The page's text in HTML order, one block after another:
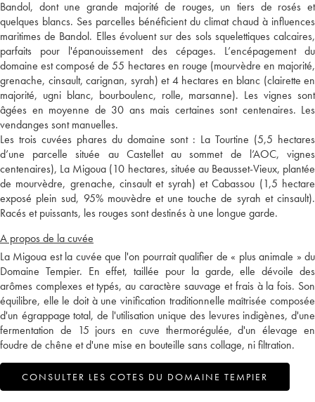
Bandol, dont une grande majorité de rouges, un tiers de rosés et
quelques blancs. Ses parcelles bénéficient du climat chaud à influences
maritimes de Bandol. Elles évoluent sur des sols squelettiques calcaires,
parfaits pour l'épanouissement des cépages. L’encépagement du
domaine est composé de 55 hectares en rouge (mourvèdre en majorité,
grenache, cinsault, carignan, syrah) et 4 hectares en blanc (clairette en
majorité, ugni blanc, bourboulenc, rolle, marsanne). Les vignes sont
âgées en moyenne de 30 ans mais certaines sont centenaires. Les
vendanges sont manuelles.
Les trois cuvées phares du domaine sont : La Tourtine (5,5 hectares
d’une parcelle située au Castellet au sommet de l’AOC, vignes
centenaires), La Migoua (10 hectares, située au Beausset-Vieux, plantée
de mourvèdre, grenache, cinsault et syrah) et Cabassou (1,5 hectare
exposé plein sud, 95% mouvèdre et une touche de syrah et cinsault).
Racés et puissants, les rouges sont destinés à une longue garde.
A propos de la cuvée
La Migoua est la cuvée que l'on pourrait qualifier de « plus animale » du
Domaine Tempier. En effet, taillée pour la garde, elle dévoile des
arômes complexes et typés, au caractère sauvage et frais à la fois. Son
équilibre, elle le doit à une vinification traditionnelle maîtrisée composée
d'un égrappage total, de l'utilisation unique des levures indigènes, d'une
fermentation de 15 jours en cuve thermorégulée, d'un élevage en
foudre de chêne et d'une mise en bouteille sans collage, ni filtration.
CONSULTER LES COTES DU DOMAINE TEMPIER